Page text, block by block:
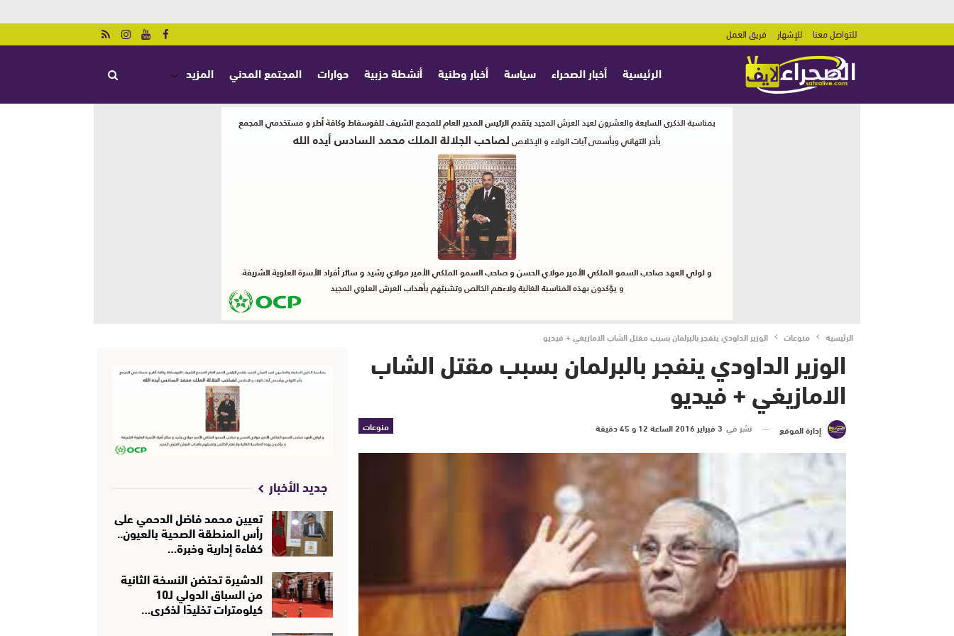
للتواصل معنا للإشهار فريق العمل
الرئيسية أخبار الصحراء سياسة أخبار وطنية أنشطة حزبية حوارات المجتمع المدني المزيد
الرئيسية منوعات الوزير الداودي ينفجر بالبرلمان بسبب مقتل الشاب الامازيغي + فيديو
الوزير الداودي ينفجر بالبرلمان بسبب مقتل الشاب
الامازيغي + فيديو
منوعات إدارة الموقع نشر في 3 فبراير 2016 الساعة 12 و 45 دقيقة
جديد الأخبار
تعيين محمد فاضل الدحمي على
رأس المنطقة الصحية بالعيون..
كفاءة إدارية وخبرة…
الدشيرة تحتضن النسخة الثانية
من السباق الدولي لـ10
كيلومترات تخليدًا لذكرى…